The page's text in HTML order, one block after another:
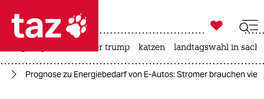
 taz zahl ich
taz zahl ich

taz zahl ich
usa unter trump katzen landtagswahl in
Prognose zu Energiebedarf von E-Autos: Stromer brauchen viel